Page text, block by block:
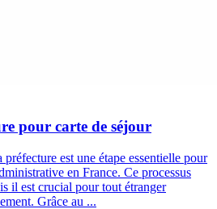
pour carte de séjour
est une étape essentielle pour
en France. Ce processus
il est crucial pour tout étranger
Grâce au ...